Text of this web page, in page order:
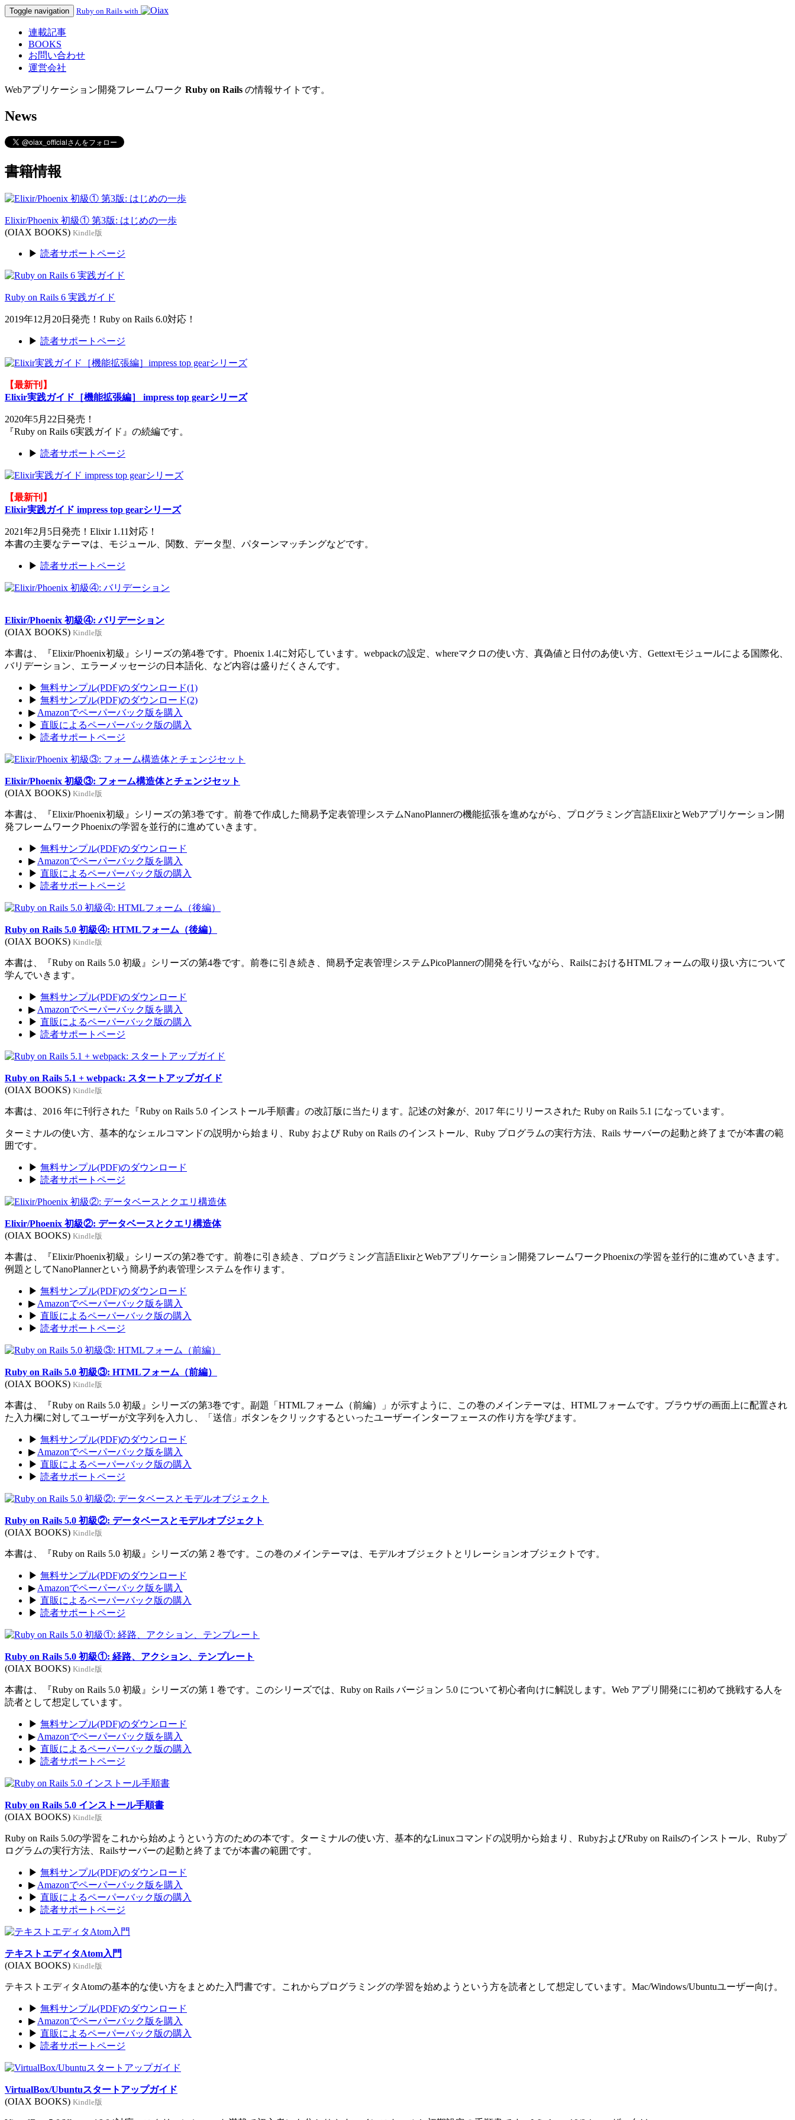
Toggle navigation Ruby on Rails with
連載記事
BOOKS
お問い合わせ
運営会社
Webアプリケーション開発フレームワーク Ruby on Rails の情報サイトです。
News
書籍情報
Elixir/Phoenix 初級① 第3版: はじめの一歩
(OIAX BOOKS) Kindle版
▶ 読者サポートページ
Ruby on Rails 6 実践ガイド
2019年12月20日発売！Ruby on Rails 6.0対応！
▶ 読者サポートページ
【最新刊】
Elixir実践ガイド［機能拡張編］ impress top gearシリーズ
2020年5月22日発売！
『Ruby on Rails 6実践ガイド』の続編です。
▶ 読者サポートページ
【最新刊】
Elixir実践ガイド impress top gearシリーズ
2021年2月5日発売！Elixir 1.11対応！
本書の主要なテーマは、モジュール、関数、データ型、パターンマッチングなどです。
▶ 読者サポートページ
Elixir/Phoenix 初級④: バリデーション
(OIAX BOOKS) Kindle版
本書は、『Elixir/Phoenix初級』シリーズの第4巻です。Phoenix 1.4に対応しています。webpackの設定、whereマクロの使い方、真偽値と日付のあ使い方、Gettextモジュールによる国際化、
バリデーション、エラーメッセージの日本語化、など内容は盛りだくさんです。
▶ 無料サンプル(PDF)のダウンロード(1)
▶ 無料サンプル(PDF)のダウンロード(2)
▶ Amazonでペーパーバック版を購入
▶ 直販によるペーパーバック版の購入
▶ 読者サポートページ
Elixir/Phoenix 初級③: フォーム構造体とチェンジセット
(OIAX BOOKS) Kindle版
本書は、『Elixir/Phoenix初級』シリーズの第3巻です。前巻で作成した簡易予定表管理システムNanoPlannerの機能拡張を進めながら、プログラミング言語ElixirとWebアプリケーション開
発フレームワークPhoenixの学習を並行的に進めていきます。
▶ 無料サンプル(PDF)のダウンロード
▶ Amazonでペーパーバック版を購入
▶ 直販によるペーパーバック版の購入
▶ 読者サポートページ
Ruby on Rails 5.0 初級④: HTMLフォーム（後編）
(OIAX BOOKS) Kindle版
本書は、『Ruby on Rails 5.0 初級』シリーズの第4巻です。前巻に引き続き、簡易予定表管理システムPicoPlannerの開発を行いながら、RailsにおけるHTMLフォームの取り扱い方について
学んでいきます。
▶ 無料サンプル(PDF)のダウンロード
▶ Amazonでペーパーバック版を購入
▶ 直販によるペーパーバック版の購入
▶ 読者サポートページ
Ruby on Rails 5.1 + webpack: スタートアップガイド
(OIAX BOOKS) Kindle版
本書は、2016 年に刊行された『Ruby on Rails 5.0 インストール手順書』の改訂版に当たります。記述の対象が、2017 年にリリースされた Ruby on Rails 5.1 になっています。
ターミナルの使い方、基本的なシェルコマンドの説明から始まり、Ruby および Ruby on Rails のインストール、Ruby プログラムの実行方法、Rails サーバーの起動と終了までが本書の範
囲です。
▶ 無料サンプル(PDF)のダウンロード
▶ 読者サポートページ
Elixir/Phoenix 初級②: データベースとクエリ構造体
(OIAX BOOKS) Kindle版
本書は、『Elixir/Phoenix初級』シリーズの第2巻です。前巻に引き続き、プログラミング言語ElixirとWebアプリケーション開発フレームワークPhoenixの学習を並行的に進めていきます。
例題としてNanoPlannerという簡易予約表管理システムを作ります。
▶ 無料サンプル(PDF)のダウンロード
▶ Amazonでペーパーバック版を購入
▶ 直販によるペーパーバック版の購入
▶ 読者サポートページ
Ruby on Rails 5.0 初級③: HTMLフォーム（前編）
(OIAX BOOKS) Kindle版
本書は、『Ruby on Rails 5.0 初級』シリーズの第3巻です。副題「HTMLフォーム（前編）」が示すように、この巻のメインテーマは、HTMLフォームです。ブラウザの画面上に配置され
た入力欄に対してユーザーが文字列を入力し、「送信」ボタンをクリックするといったユーザーインターフェースの作り方を学びます。
▶ 無料サンプル(PDF)のダウンロード
▶ Amazonでペーパーバック版を購入
▶ 直販によるペーパーバック版の購入
▶ 読者サポートページ
Ruby on Rails 5.0 初級②: データベースとモデルオブジェクト
(OIAX BOOKS) Kindle版
本書は、『Ruby on Rails 5.0 初級』シリーズの第 2 巻です。この巻のメインテーマは、モデルオブジェクトとリレーションオブジェクトです。
▶ 無料サンプル(PDF)のダウンロード
▶ Amazonでペーパーバック版を購入
▶ 直販によるペーパーバック版の購入
▶ 読者サポートページ
Ruby on Rails 5.0 初級①: 経路、アクション、テンプレート
(OIAX BOOKS) Kindle版
本書は、『Ruby on Rails 5.0 初級』シリーズの第 1 巻です。このシリーズでは、Ruby on Rails バージョン 5.0 について初心者向けに解説します。Web アプリ開発にに初めて挑戦する人を
読者として想定しています。
▶ 無料サンプル(PDF)のダウンロード
▶ Amazonでペーパーバック版を購入
▶ 直販によるペーパーバック版の購入
▶ 読者サポートページ
Ruby on Rails 5.0 インストール手順書
(OIAX BOOKS) Kindle版
Ruby on Rails 5.0の学習をこれから始めようという方のための本です。ターミナルの使い方、基本的なLinuxコマンドの説明から始まり、RubyおよびRuby on Railsのインストール、Rubyプ
ログラムの実行方法、Railsサーバーの起動と終了までが本書の範囲です。
▶ 無料サンプル(PDF)のダウンロード
▶ Amazonでペーパーバック版を購入
▶ 直販によるペーパーバック版の購入
▶ 読者サポートページ
テキストエディタAtom入門
(OIAX BOOKS) Kindle版
テキストエディタAtomの基本的な使い方をまとめた入門書です。これからプログラミングの学習を始めようという方を読者として想定しています。Mac/Windows/Ubuntuユーザー向け。
▶ 無料サンプル(PDF)のダウンロード
▶ Amazonでペーパーバック版を購入
▶ 直販によるペーパーバック版の購入
▶ 読者サポートページ
VirtualBox/Ubuntuスタートアップガイド
(OIAX BOOKS) Kindle版